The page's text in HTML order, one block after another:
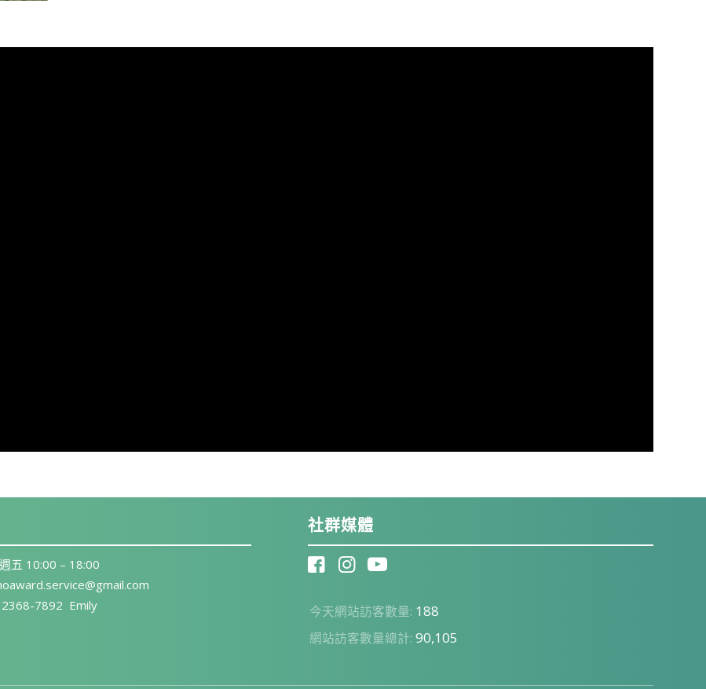
五 10:00 – 18:00
2368-7892 Emily
社群媒體
今天網站訪客數量: 188
網站訪客數量總計: 90,105